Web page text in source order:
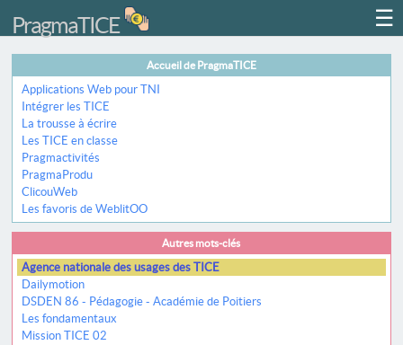
PragmaTICE
Accueil de PragmaTICE
Applications Web pour TNI
Intégrer les TICE
La trousse à écrire
Les TICE en classe
Pragmactivités
PragmaProdu
ClicouWeb
Les favoris de WeblitOO
Autres mots-clés
Agence nationale des usages des TICE
Dailymotion
DSDEN 86 - Pédagogie - Académie de Poitiers
Les fondamentaux
Mission TICE 02
☰